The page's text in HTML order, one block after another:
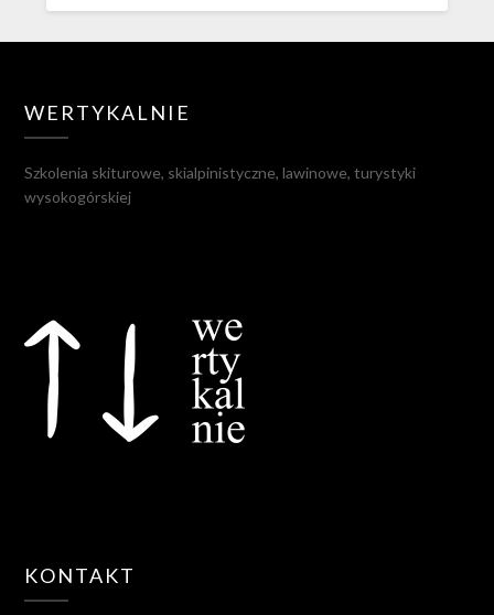
WERTYKALNIE
Szkolenia skiturowe, skialpinistyczne, lawinowe, turystyki
wysokogórskiej
KONTAKT